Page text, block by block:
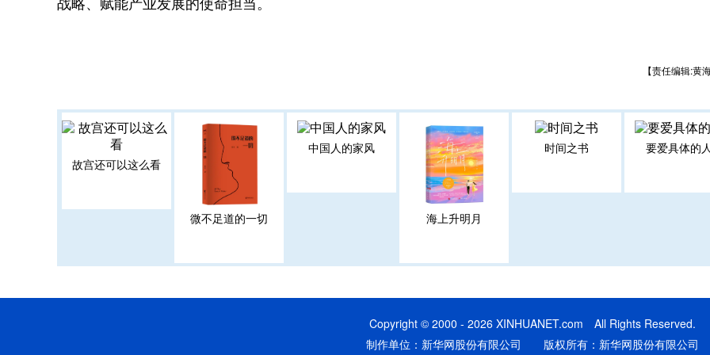
战略、赋能产业发展的使命担当。
【责任编辑:黄
故宫还可以这么看
微不足道的一切
中国人的家风
海上升明月
时间之书 要爱具体的人
Copyright © 2000 - 2026 XINHUANET.com All Rights Reserved.
制作单位：新华网股份有限公司 版权所有：新华网股份有限公司